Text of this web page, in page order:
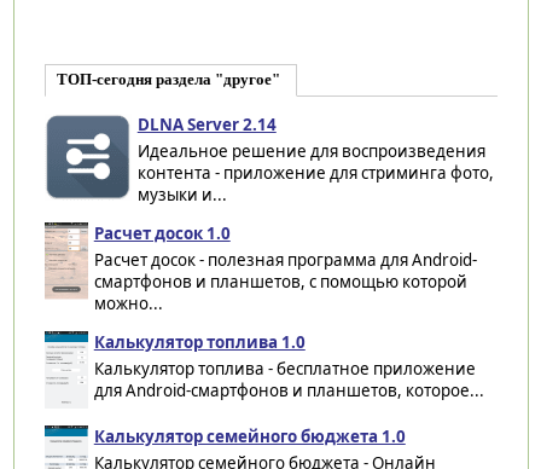
ТОП-сегодня раздела "другое"
DLNA Server 2.14
Идеальное решение для воспроизведения
контента - приложение для стриминга фото,
музыки и...
Расчет досок 1.0
Расчет досок - полезная программа для Android-
смартфонов и планшетов, с помощью которой
можно...
Калькулятор топлива 1.0
Калькулятор топлива - бесплатное приложение
для Android-смартфонов и планшетов, которое...
Калькулятор семейного бюджета 1.0
Калькулятор семейного бюджета - Онлайн